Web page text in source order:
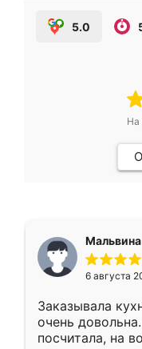
5.0
На
Мальвина
6 августа
Заказывала
очень
посчитала, на